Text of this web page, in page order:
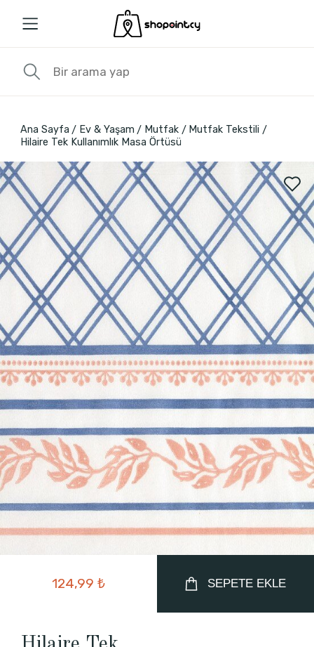
Ana Sayfa Ev & Yaşam Mutfak
Mutfak Tekstili
Hilaire Tek Kullanımlık Masa Örtüsü
124,99 ₺ SEPETE EKLE